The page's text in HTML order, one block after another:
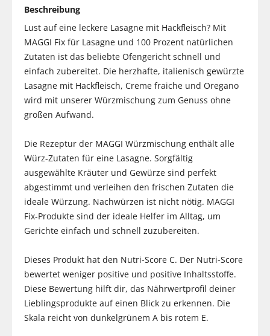
Beschreibung
Lust auf eine leckere Lasagne mit Hackfleisch? Mit
MAGGI Fix für Lasagne und 100 Prozent natürlichen
Zutaten ist das beliebte Ofengericht schnell und
einfach zubereitet. Die herzhafte, italienisch gewürzte
Lasagne mit Hackfleisch, Creme fraiche und Oregano
wird mit unserer Würzmischung zum Genuss ohne
großen Aufwand.
Die Rezeptur der MAGGI Würzmischung enthält alle
Würz-Zutaten für eine Lasagne. Sorgfältig
ausgewählte Kräuter und Gewürze sind perfekt
abgestimmt und verleihen den frischen Zutaten die
ideale Würzung. Nachwürzen ist nicht nötig. MAGGI
Fix-Produkte sind der ideale Helfer im Alltag, um
Gerichte einfach und schnell zuzubereiten.
Dieses Produkt hat den Nutri-Score C. Der Nutri-Score
bewertet weniger positive und positive Inhaltsstoffe.
Diese Bewertung hilft dir, das Nährwertprofil deiner
Lieblingsprodukte auf einen Blick zu erkennen. Die
Skala reicht von dunkelgrünem A bis rotem E.